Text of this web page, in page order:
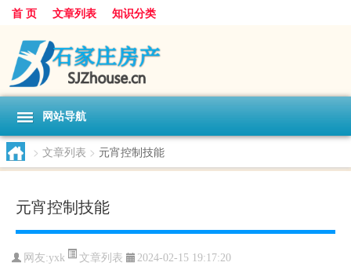
首 页 文章列表 知识分类
网站导航
> 文章列表 > 元宵控制技能
元宵控制技能
网友:yxk 文章列表 2024-02-15 19:17:20